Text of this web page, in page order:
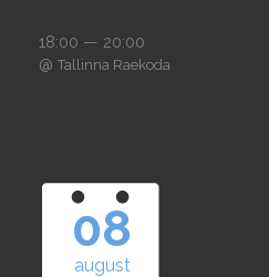
18:00 — 20:00
@ Tallinna Raekoda
08
august